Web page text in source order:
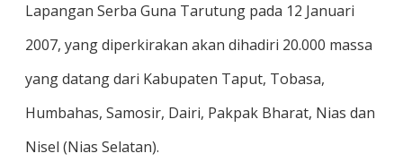
Lapangan Serba Guna Tarutung pada 12 Januari
2007, yang diperkirakan akan dihadiri 20.000 massa
yang datang dari Kabupaten Taput, Tobasa,
Humbahas, Samosir, Dairi, Pakpak Bharat, Nias dan
Nisel (Nias Selatan).